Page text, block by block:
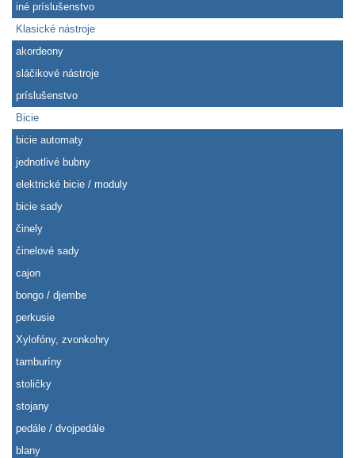
iné príslušenstvo
Klasické nástroje
akordeony
sláčikové nástroje
príslušenstvo
Bicie
bicie automaty
jednotlivé bubny
elektrické bicie / moduly
bicie sady
činely
činelové sady
cajon
bongo / djembe
perkusie
Xylofóny, zvonkohry
tamburíny
stoličky
stojany
pedále / dvojpedále
blany